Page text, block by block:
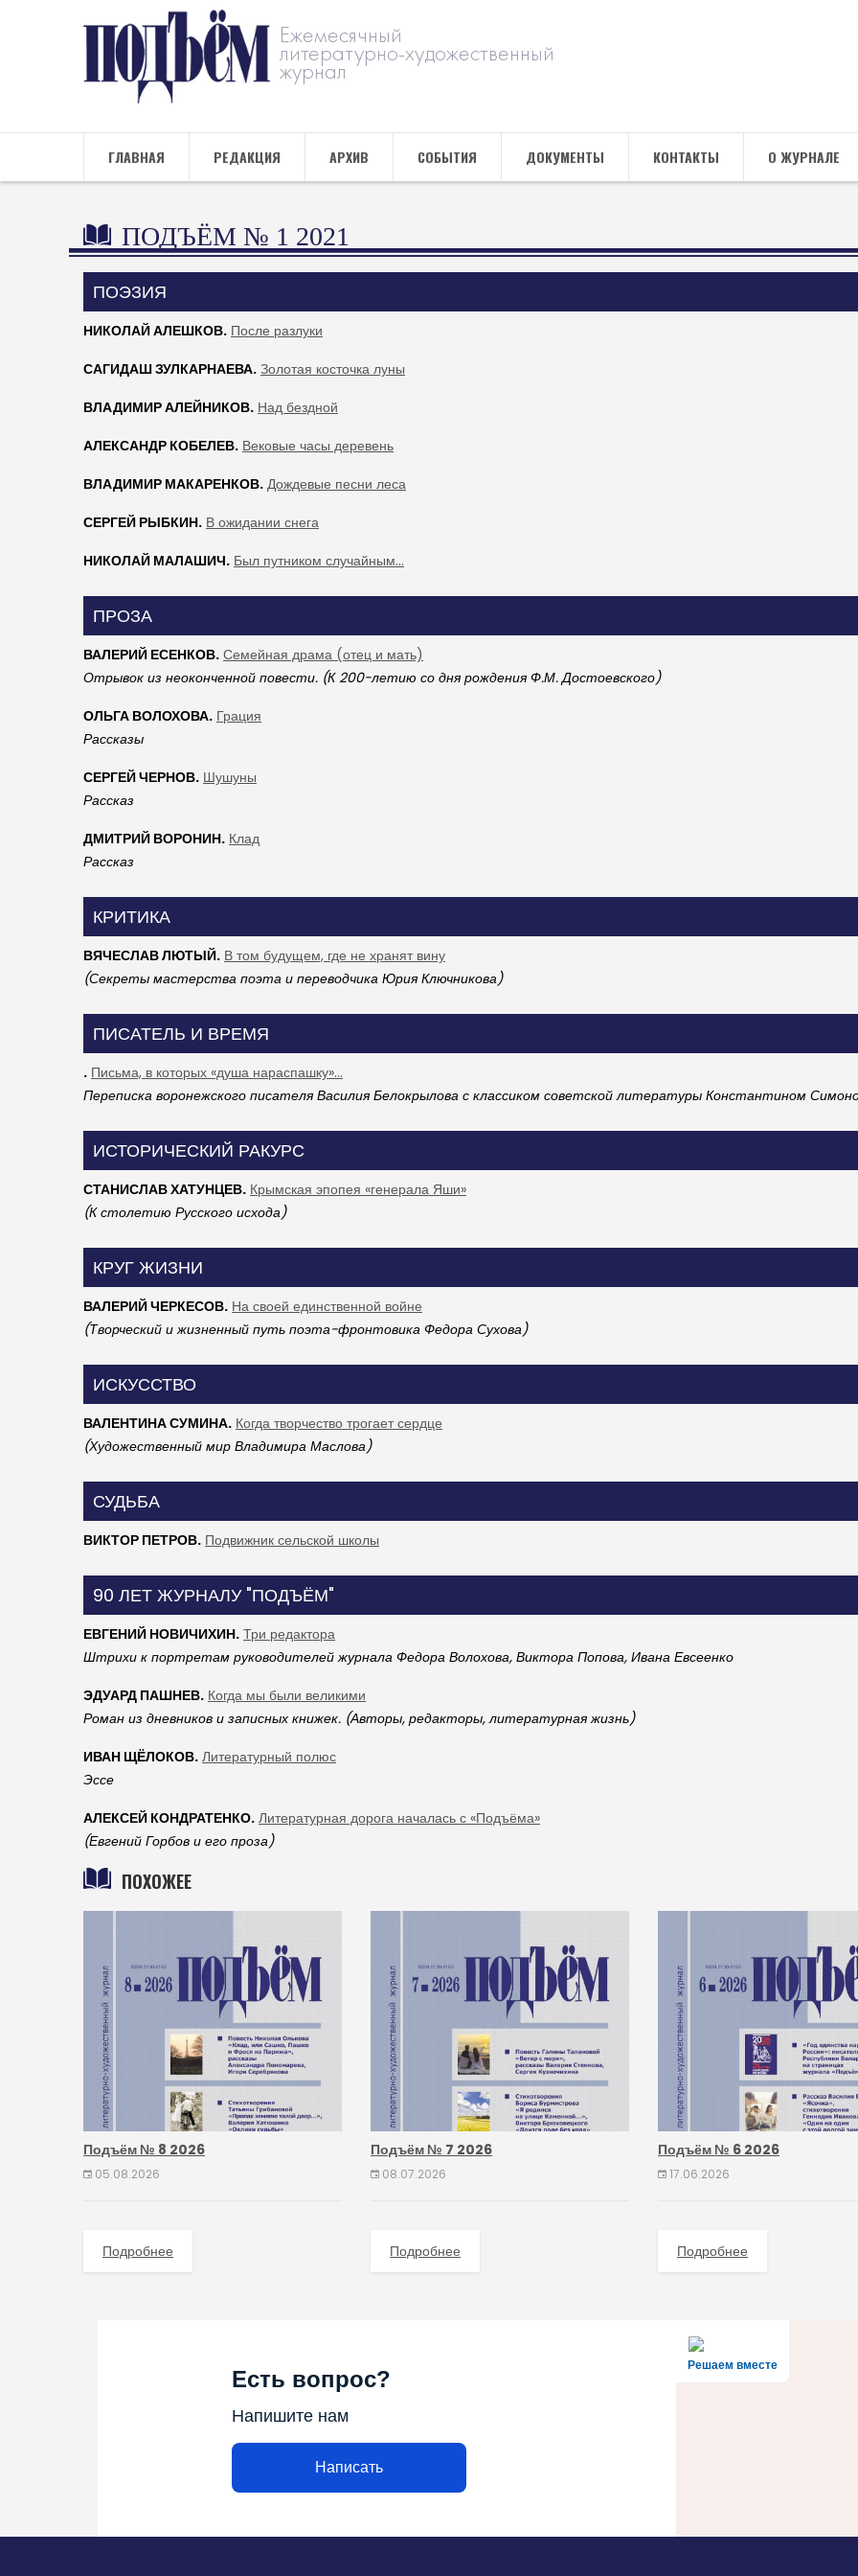
Ежемесячный
литературно-художественный
журнал
ГЛАВНАЯ РЕДАКЦИЯ АРХИВ СОБЫТИЯ ДОКУМЕНТЫ КОНТАКТЫ О ЖУРНАЛЕ
ПОДЪЁМ № 1 2021
ПОЭЗИЯ
НИКОЛАЙ АЛЕШКОВ. После разлуки
САГИДАШ ЗУЛКАРНАЕВА. Золотая косточка луны
ВЛАДИМИР АЛЕЙНИКОВ. Над бездной
АЛЕКСАНДР КОБЕЛЕВ. Вековые часы деревень
ВЛАДИМИР МАКАРЕНКОВ. Дождевые песни леса
СЕРГЕЙ РЫБКИН. В ожидании снега
НИКОЛАЙ МАЛАШИЧ. Был путником случайным...
ПРОЗА
ВАЛЕРИЙ ЕСЕНКОВ. Семейная драма (отец и мать)
Отрывок из неоконченной повести. (К 200-летию со дня рождения Ф.М. Достоевского)
ОЛЬГА ВОЛОХОВА. Грация
Рассказы
СЕРГЕЙ ЧЕРНОВ. Шушуны
Рассказ
ДМИТРИЙ ВОРОНИН. Клад
Рассказ
КРИТИКА
ВЯЧЕСЛАВ ЛЮТЫЙ. В том будущем, где не хранят вину
(Секреты мастерства поэта и переводчика Юрия Ключникова)
ПИСАТЕЛЬ И ВРЕМЯ
. Письма, в которых «душа нараспашку»...
Переписка воронежского писателя Василия Белокрылова с классиком советской литературы Константином
ИСТОРИЧЕСКИЙ РАКУРС
СТАНИСЛАВ ХАТУНЦЕВ. Крымская эпопея «генерала Яши»
(К столетию Русского исхода)
КРУГ ЖИЗНИ
ВАЛЕРИЙ ЧЕРКЕСОВ. На своей единственной войне
(Творческий и жизненный путь поэта-фронтовика Федора Сухова)
ИСКУССТВО
ВАЛЕНТИНА СУМИНА. Когда творчество трогает сердце
(Художественный мир Владимира Маслова)
СУДЬБА
ВИКТОР ПЕТРОВ. Подвижник сельской школы
90 ЛЕТ ЖУРНАЛУ "ПОДЪЁМ"
ЕВГЕНИЙ НОВИЧИХИН. Три редактора
Штрихи к портретам руководителей журнала Федора Волохова, Виктора Попова, Ивана Евсеенко
ЭДУАРД ПАШНЕВ. Когда мы были великими
Роман из дневников и записных книжек. (Авторы, редакторы, литературная жизнь)
ИВАН ЩЁЛОКОВ. Литературный полюс
Эссе
АЛЕКСЕЙ КОНДРАТЕНКО. Литературная дорога началась с «Подъёма»
(Евгений Горбов и его проза)
ПОХОЖЕЕ
Подъём № 8 2026
05.08.2026
Подробнее
Подъём № 7 2026
08.07.2026
Подробнее
Подъём № 6 2026
17.06.2026
Подробнее
Решаем вместе
Есть вопрос?
Напишите нам
Написать